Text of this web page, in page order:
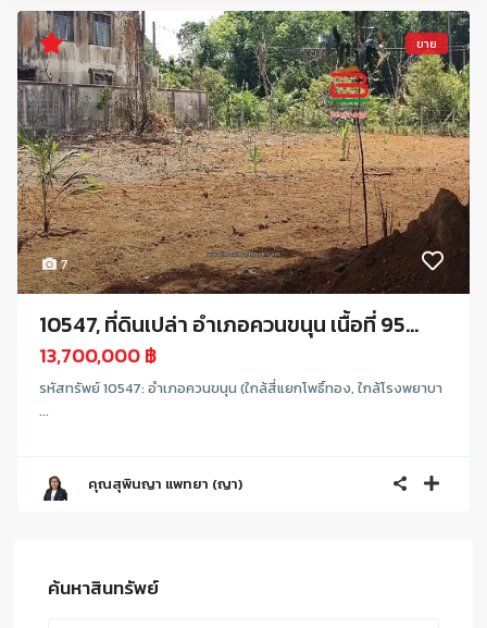
7
ขาย
10547, ที่ดินเปล่า อำเภอควนขนุน เนื้อที่ 95...
13,700,000 ฿
รหัสทรัพย์ 10547: อำเภอควนขนุน (ใกล้สี่แยกโพธิ์ทอง, ใกล้โรงพยาบา
...
คุณสุพินญา แพทยา (ญา)
ค้นหาสินทรัพย์